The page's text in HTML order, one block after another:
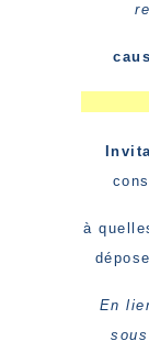
à
En